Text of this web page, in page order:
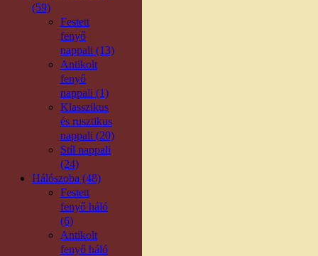
(59)
Festett
fenyő
nappali (13)
Antikolt
fenyő
nappali (1)
Klasszikus
és rusztikus
nappali (20)
Stíl nappali
(24)
Hálószoba (48)
Festett
fenyő háló
(6)
Antikolt
fenyő háló